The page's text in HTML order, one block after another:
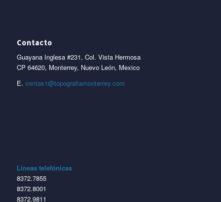
Contacto
Guayana Inglesa #231, Col. Vista Hermosa
CP 64620, Monterrey, Nuevo León, Mexico
E. ventas1@topografiamonterrey.com
Líneas telefónicas
8372.7855
8372.8001
8372.9811